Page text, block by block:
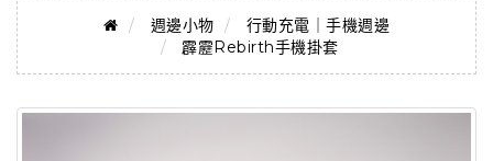
週邊小物
行動充電｜手機週邊
霹靂Rebirth手機掛套